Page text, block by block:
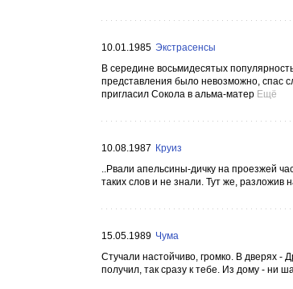
10.01.1985 Экстрасенсы
В середине восьмидесятых
представления было невозможно, спас
пригласил Сокола в альма-матер Ещё
10.08.1987 Круиз
..Рвали апельсины-дичку на проезжей
таких слов и не знали. Тут же,
15.05.1989 Чума
Стучали настойчиво, громко. В дверях -
получил, так сразу к тебе. Из дому - ни